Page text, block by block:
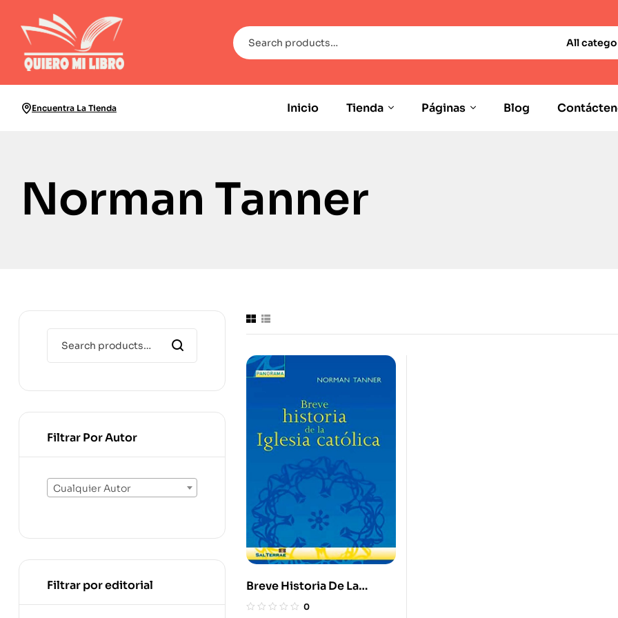
All
Encuentra La Tienda Inicio Tienda Páginas Blog
Norman Tanner
Breve Historia De La
Iglesia Católica
0
Filtrar Por Autor
Cualquier Autor
Filtrar por editorial